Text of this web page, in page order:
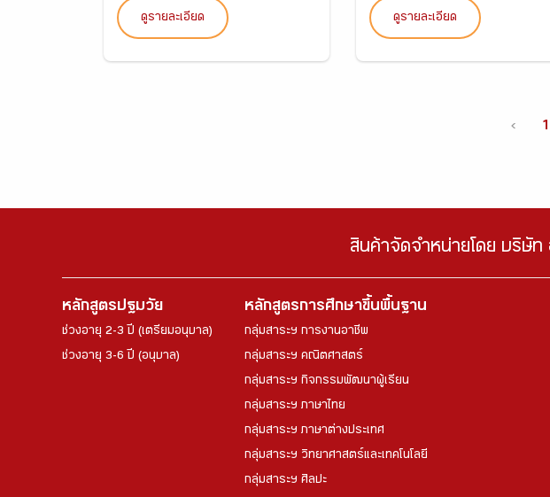
ดูรายละเอียด ดูรายละเอียด
‹ 1
สินค้าจัดจำหน่ายโดย บริษั
หลักสูตรปฐมวัย
ช่วงอายุ 2-3 ปี (เตรียมอนุบาล)
ช่วงอายุ 3-6 ปี (อนุบาล)
หลักสูตรการศึกษาขึ้นพื้นฐาน
กลุ่มสาระฯ การงานอาชีพ
กลุ่มสาระฯ คณิตศาสตร์
กลุ่มสาระฯ กิจกรรมพัฒนาผู้เรียน
กลุ่มสาระฯ ภาษาไทย
กลุ่มสาระฯ ภาษาต่างประเทศ
กลุ่มสาระฯ วิทยาศาสตร์และเทคโนโลยี
กลุ่มสาระฯ ศิลปะ